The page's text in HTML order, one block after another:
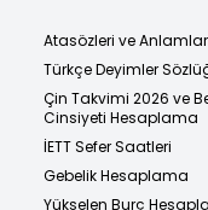
Atasözleri ve
Türkçe Deyimler
Çin Takvimi 2026 ve
Cinsiyeti Hesaplama
İETT Sefer Saatleri
Gebelik Hesaplama
Yükselen Burç